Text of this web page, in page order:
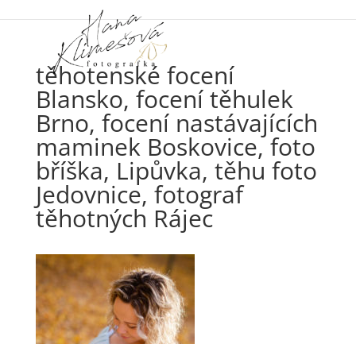
těhotenské focení
Blansko, focení těhulek
Brno, focení nastávajících
maminek Boskovice, foto
bříška, Lipůvka, těhu foto
Jedovnice, fotograf
těhotných Rájec